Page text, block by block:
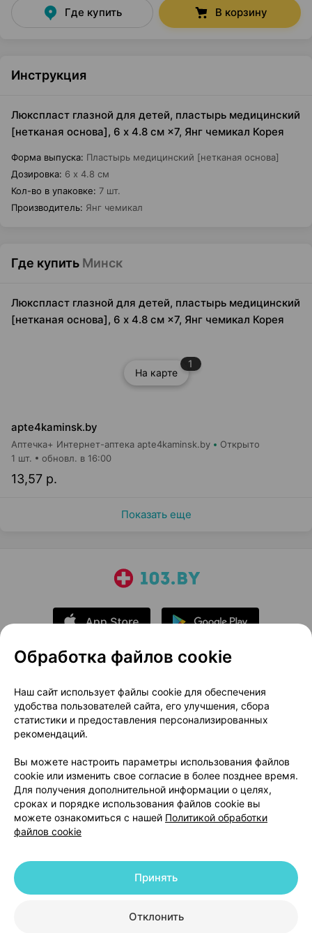
Где купить В корзину
Инструкция
Люкспласт глазной для детей, пластырь медицинский
[нетканая основа], 6 х 4.8 см ×7, Янг чемикал Корея
Форма выпуска: Пластырь медицинский [нетканая основа]
Дозировка: 6 х 4.8 см
Кол-во в упаковке: 7 шт.
Производитель: Янг чемикал
Где купить Минск
Люкспласт глазной для детей, пластырь медицинский
[нетканая основа], 6 х 4.8 см ×7, Янг чемикал Корея
На карте
1
apte4kaminsk.by
Аптечка+ Интернет-аптека apte4kaminsk.by Открыто
13,57 р.
1 шт. обновл. в 16:00
Показать еще
О проекте
Новости проекта
Размещение рекламы
Медицинский маркетинг
Публичный договор
Доставка
Способы оплаты
Вакансии
Партнеры
Написать руководителю 103.by
Написать в поддержку
Персональные настройки Cookie
© 2026 ООО «Артокс Лаб», УНП 191700409 | 220012, Республика Беларусь,
+375 291212755
Обработка файлов cookie
Наш сайт использует файлы cookie для обеспечения
удобства пользователей сайта, его улучшения, сбора
статистики и предоставления персонализированных
рекомендаций.
Вы можете настроить параметры использования файлов
cookie или изменить свое согласие в более позднее время.
Для получения дополнительной информации о целях,
сроках и порядке использования файлов cookie вы
можете ознакомиться с нашей Политикой обработки
файлов cookie
Отклонить
Принять